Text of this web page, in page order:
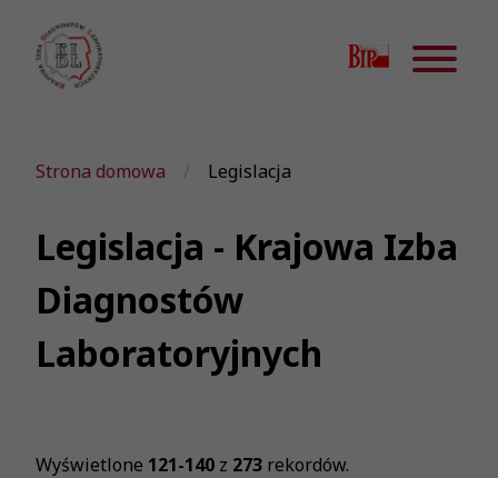
Strona domowa Legislacja
Legislacja - Krajowa Izba
Diagnostów
Laboratoryjnych
Wyświetlone 121-140 z 273 rekordów.